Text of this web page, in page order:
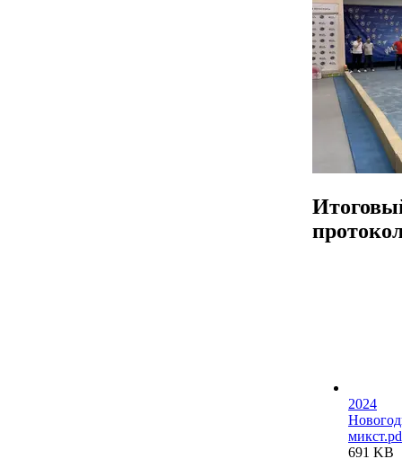
2024
691 KB